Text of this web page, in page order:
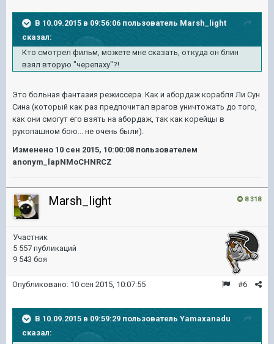
В 10.09.2015 в 09:56:06 пользователь Marsh_light
сказал:
Кто смотрел фильм, можете мне сказать, откуда он блин
взял вторую "черепаху"?!
Это больная фантазия режиссера. Как и абордаж корабля Ли Сун
Сина (который как раз предпочитал врагов уничтожать до того,
как они смогут его взять на абордаж, так как корейцы в
рукопашном бою... не очень были).
Изменено 10 сен 2015, 10:00:08 пользователем
anonym_lapNMoCHNRCZ
8 318
Marsh_light
Участник
5 557 публикаций
9 543 боя
#6
Опубликовано: 10 сен 2015, 10:07:55
В 10.09.2015 в 09:59:29 пользователь Yamaxanadu
сказал: